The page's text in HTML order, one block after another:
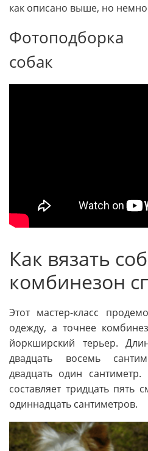
как описано выше, но
собак
Как вязать
комбинезон
Этот мастер-класс
одежду, а точнее
йоркширский терьер.
двадцать восемь
двадцать один сантиметр.
составляет тридцать пять
одиннадцать сантиметров.